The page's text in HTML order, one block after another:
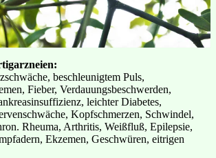
beschleunigtem Puls,
Fieber, Verdauungsbeschwerden,
leichter Diabetes,
Kopfschmerzen, Schwindel,
Rheuma, Arthritis, Weißfluß, Epilepsie,
Ekzemen, Geschwüren, eitrigen